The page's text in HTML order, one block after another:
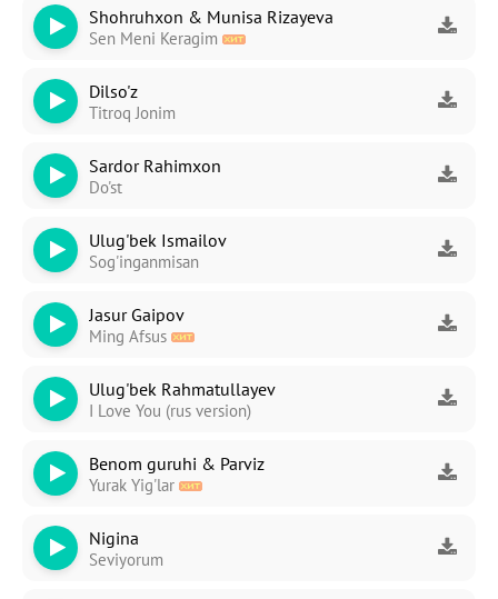
Shohruhxon & Munisa Rizayeva
Sen Meni Keragim
Dilso'z
Titroq Jonim
Sardor Rahimxon
Do'st
Ulug'bek Ismailov
Sog'inganmisan
Jasur Gaipov
Ming Afsus
Ulug'bek Rahmatullayev
I Love You (rus version)
Benom guruhi & Parviz
Yurak Yig'lar
Nigina
Seviyorum